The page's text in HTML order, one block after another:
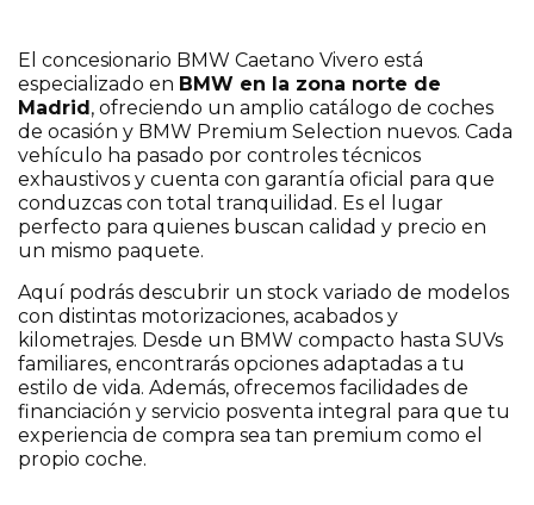
El concesionario BMW Caetano Vivero está
especializado en BMW en la zona norte de
Madrid, ofreciendo un amplio catálogo de coches
de ocasión y BMW Premium Selection nuevos. Cada
vehículo ha pasado por controles técnicos
exhaustivos y cuenta con garantía oficial para que
conduzcas con total tranquilidad. Es el lugar
perfecto para quienes buscan calidad y precio en
un mismo paquete.
Aquí podrás descubrir un stock variado de modelos
con distintas motorizaciones, acabados y
kilometrajes. Desde un BMW compacto hasta SUVs
familiares, encontrarás opciones adaptadas a tu
estilo de vida. Además, ofrecemos facilidades de
financiación y servicio posventa integral para que tu
experiencia de compra sea tan premium como el
propio coche.